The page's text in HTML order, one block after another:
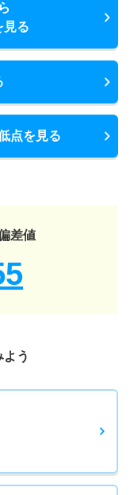
見る
点を見る
差値
う